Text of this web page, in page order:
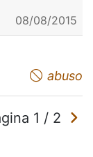
08/08/2015
abuso
1 / 2